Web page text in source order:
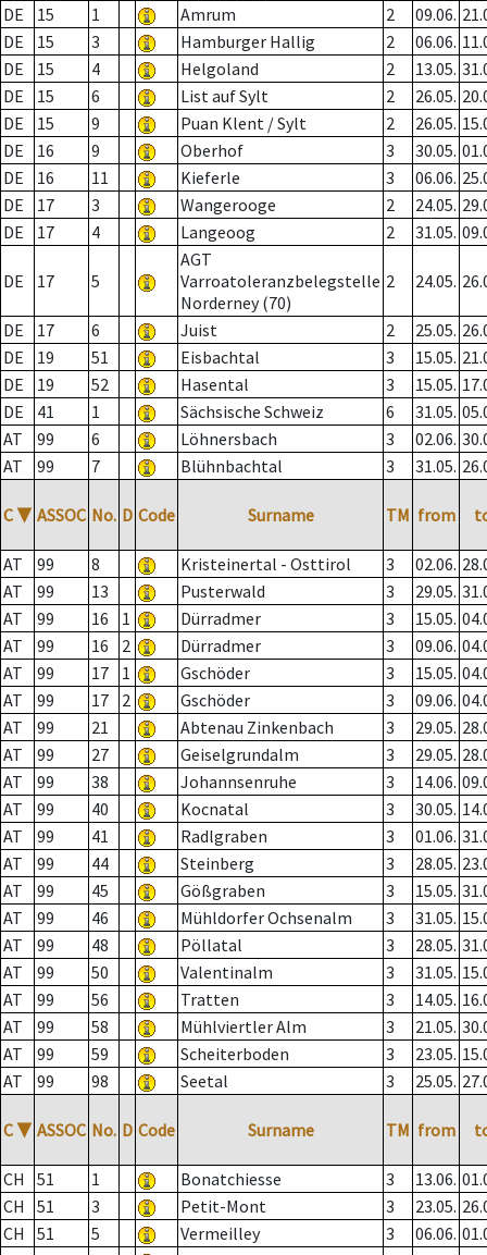
DE
15 1 Amrum 2 09.06.
DE
15 3 Hamburger Hallig 2 06.06.
DE
15 4 Helgoland 2 13.05.
DE
15 6 List auf Sylt 2 26.05.
DE
15 9 Puan Klent / Sylt 2 26.05.
DE
16 9 Oberhof 3 30.05.
DE
16 11 Kieferle 3 06.06.
DE
17 3 Wangerooge 2 24.05.
DE
17 4 Langeoog 2 31.05.
DE 17 5
AGT
Varroatoleranzbelegstelle
Norderney (70)
2 24.05.
DE 17 6 Juist 2 25.05.
DE
19 51 Eisbachtal 3 15.05.
DE
19 52 Hasental 3 15.05.
DE
41 1 Sächsische Schweiz 6 31.05.
AT
99 6 Löhnersbach 3 02.06.
AT
99 7 Blühnbachtal 3 31.05.
C ▼ ASSOC No. D Code Surname TM from
AT 99 8 Kristeinertal - Osttirol 3 02.06.
AT
99 13 Pusterwald 3 29.05.
AT
99 16 1 Dürradmer 3 15.05.
AT
99 16 2 Dürradmer 3 09.06.
AT
99 17 1 Gschöder 3 15.05.
AT
99 17 2 Gschöder 3 09.06.
AT
99 21 Abtenau Zinkenbach 3 29.05.
AT
99 27 Geiselgrundalm 3 29.05.
AT
99 38 Johannsenruhe 3 14.06.
AT
99 40 Kocnatal 3 30.05.
AT
99 41 Radlgraben 3 01.06.
AT
99 44 Steinberg 3 28.05.
AT
99 45 Gößgraben 3 15.05.
AT
99 46 Mühldorfer Ochsenalm 3 31.05.
AT
99 48 Pöllatal 3 28.05.
AT
99 50 Valentinalm 3 31.05.
AT
99 56 Tratten 3 14.05.
AT
99 58 Mühlviertler Alm 3 21.05.
AT
99 59 Scheiterboden 3 23.05.
AT
99 98 Seetal 3 25.05.
C ▼ ASSOC No. D Code Surname TM from
CH 51 1 Bonatchiesse 3 13.06.
CH
51 3 Petit-Mont 3 23.05.
CH
51 5 Vermeilley 3 06.06.